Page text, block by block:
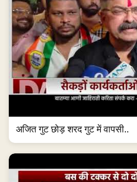
अजित गुट छोड़ शरद गुट में वापसी..